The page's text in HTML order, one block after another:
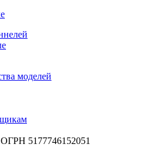
моделей
5177746152051